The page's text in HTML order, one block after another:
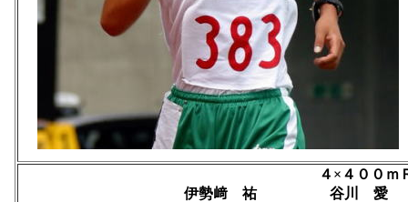
４×４００
伊勢﨑 祐 谷川